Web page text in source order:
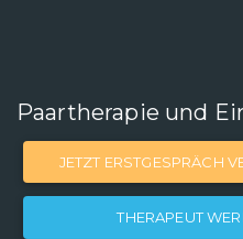
Paartherapie und
JETZT ERSTGESPRÄCH
THERAPEUT